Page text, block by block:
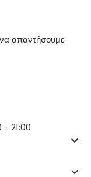
απαντήσουμε
- 21:00
keyboard_arrow_down
keyboard_arrow_down